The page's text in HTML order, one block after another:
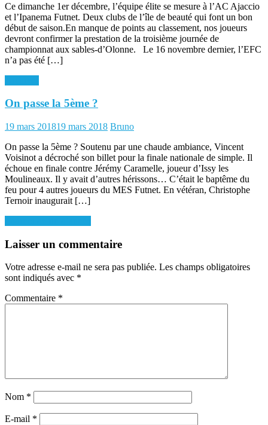
Ce dimanche 1er décembre, l’équipe élite se mesure à l’AC Ajaccio
et l’Ipanema Futnet. Deux clubs de l’île de beauté qui font un bon
début de saison.En manque de points au classement, nos joueurs
devront confirmer la prestation de la troisième journée de
championnat aux sables-d’Olonne. Le 16 novembre dernier, l’EFC
n’a pas été […]
On passe la 5ème ?
Posted
19 mars 201819 mars 2018 Author
Bruno
On passe la 5ème ? Soutenu par une chaude ambiance, Vincent
Voisinot a décroché son billet pour la finale nationale de simple. Il
échoue en finale contre Jérémy Caramelle, joueur d’Issy les
Moulineaux. Il y avait d’autres hérissons… C’était le baptême du
feu pour 4 autres joueurs du MES Futnet. En vétéran, Christophe
Ternoir inaugurait […]
Navigation
de
Laisser un commentaire
Votre adresse e-mail ne sera pas publiée. Les champs obligatoires
sont indiqués avec *
Commentaire *
Nom *
E-mail *